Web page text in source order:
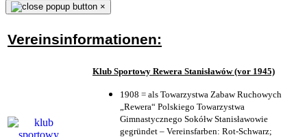
×
Vereinsinformationen:
Klub Sportowy Rewera Stanisławów (vor 1945)
1908 = als Towarzystwa Zabaw Ruchowych
„Rewera“ Polskiego Towarzystwa
Gimnastycznego Sokółw Stanisławowie
gegründet – Vereinsfarben: Rot-Schwarz;